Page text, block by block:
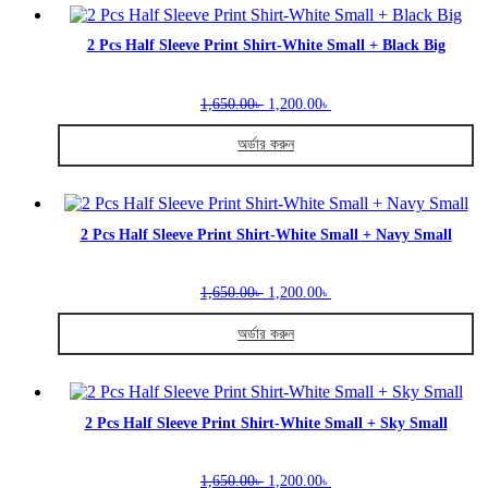
the
page
product
has
multiple
options
may
be
chosen
the
page
2 Pcs Half Sleeve Print Shirt-White Small + Black Big
1,650.00৳ Original
price
was:
1,650.00৳ .
1,200.00৳
price
1,200.00৳ .
অর্ডার করুন
product
has
multiple
options
may
be
chosen
the
page
2 Pcs Half Sleeve Print Shirt-White Small + Navy Small
1,650.00৳ Original
price
was:
1,650.00৳ .
1,200.00৳
price
1,200.00৳ .
অর্ডার করুন
product
has
multiple
options
2 Pcs Half Sleeve Print Shirt-White Small + Sky Small
1,650.00৳ Original
1,200.00৳